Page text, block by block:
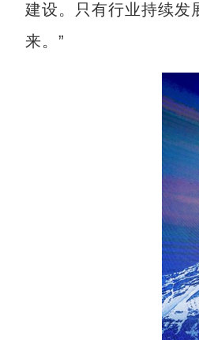
建设。只有行业持续发
来。”